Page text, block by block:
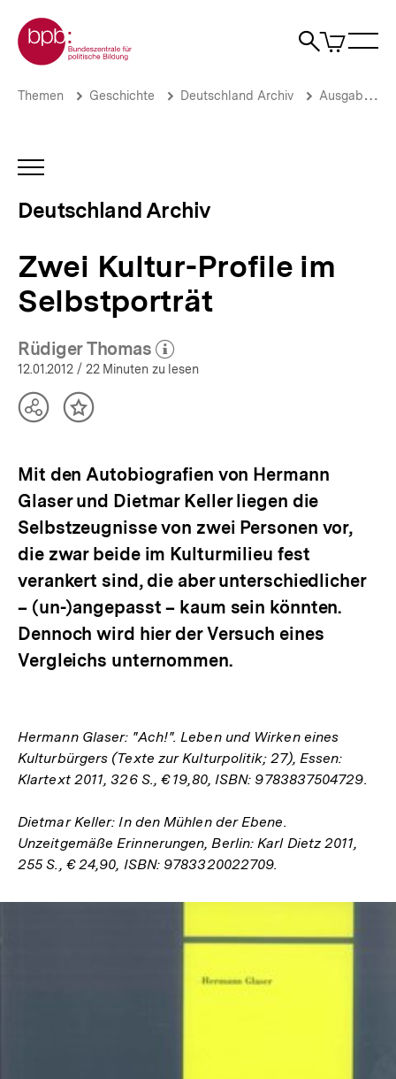
zum
Seiteninhalt
springen
Zur Startseite der bpb
Suche
Artikel
im
Zwei
Selbstporträt
Deutschland
Archiv
Brotkrümelnavigation
Pfadnavigation
Themen Geschichte Deutschland Archiv Ausgaben vor 2013
INHALTSNAVIGATION
Deutschland Archiv
Zwei Kultur-Profile im
Selbstporträt
Rüdiger Thomas
(Mehr zum Autor)
öffnen
12.01.2012 / 22 Minuten zu lesen
TeilenInhalt
Mit den Autobiografien von Hermann
Glaser und Dietmar Keller liegen die
Selbstzeugnisse von zwei Personen vor,
die zwar beide im Kulturmilieu fest
verankert sind, die aber unterschiedlicher
– (un-)angepasst – kaum sein könnten.
Dennoch wird hier der Versuch eines
Vergleichs unternommen.
Hermann Glaser: "Ach!". Leben und Wirken eines
Kulturbürgers (Texte zur Kulturpolitik; 27), Essen:
Klartext 2011, 326 S., € 19,80, ISBN: 9783837504729.
Dietmar Keller: In den Mühlen der Ebene.
Unzeitgemäße Erinnerungen, Berlin: Karl Dietz 2011,
255 S., € 24,90, ISBN: 9783320022709.